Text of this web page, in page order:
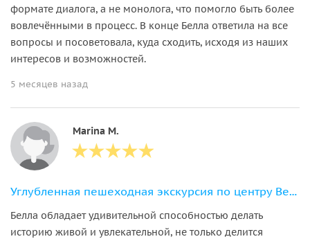
формате диалога, а не монолога, что помогло быть более
вовлечёнными в процесс. В конце Белла ответила на все
вопросы и посоветовала, куда сходить, исходя из наших
интересов и возможностей.
5 месяцев назад
Marina M.
Углубленная пешеходная экскурсия по центру Вены
Белла обладает удивительной способностью делать
историю живой и увлекательной, не только делится